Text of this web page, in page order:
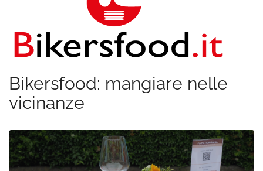
Bikersfood: mangiare nelle
vicinanze